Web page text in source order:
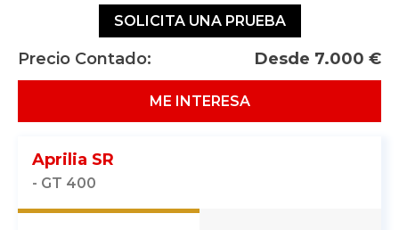
SOLICITA UNA PRUEBA
Precio Contado: Desde 7.000 €
ME INTERESA
Aprilia SR
- GT 400